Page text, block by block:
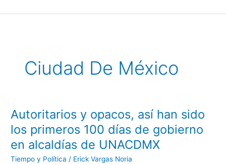
al
Ciudad De México
Autoritarios y opacos, así han sido
los primeros 100 días de gobierno
en alcaldías de UNACDMX
Tiempo y Política / Erick Vargas Noria
Autoritarios
y
opacos,
así
han